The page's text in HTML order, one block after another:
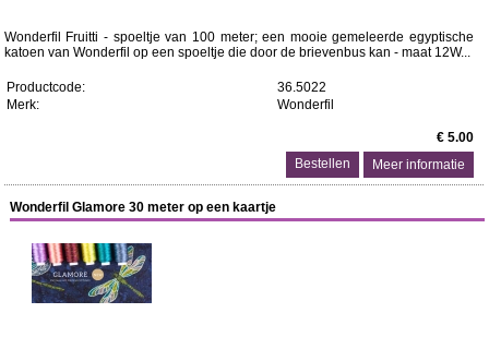
Wonderfil Fruitti - spoeltje van 100 meter; een mooie gemeleerde egyptische
katoen van Wonderfil op een spoeltje die door de brievenbus kan - maat 12W...
Productcode:
36.5022
Merk:
Wonderfil
€ 5.00
Meer informatie
Wonderfil Glamore 30 meter op een kaartje